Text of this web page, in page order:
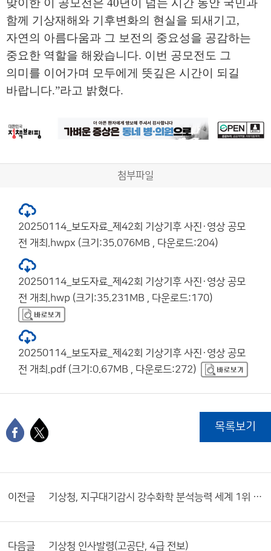
맞이한 이 공모전은 40년이 넘는 시간 동안 국민과
함께 기상재해와 기후변화의 현실을 되새기고,
자연의 아름다움과 그 보전의 중요성을 공감하는
중요한 역할을 해왔습니다. 이번 공모전도 그
의미를 이어가며 모두에게 뜻깊은 시간이 되길
바랍니다.”라고 밝혔다.
첨부파일
20250114_보도자료_제42회 기상기후 사진·영상 공모
전 개최.hwpx (크기:35.076MB , 다운로드:204)
20250114_보도자료_제42회 기상기후 사진·영상 공모
전 개최.hwp (크기:35.231MB , 다운로드:170)
20250114_보도자료_제42회 기상기후 사진·영상 공모
전 개최.pdf (크기:0.67MB , 다운로드:272)
목록보기
이전글 기상청, 지구대기감시 강수화학 분석능력 세계 1위 달성
다음글 기상청 인사발령(고공단, 4급 전보)